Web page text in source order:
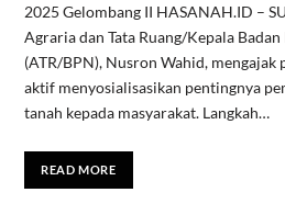
2025 Gelombang II HASANAH.ID –
Agraria dan Tata Ruang/Kepala
(ATR/BPN), Nusron Wahid, mengajak
aktif menyosialisasikan pentingnya
tanah kepada masyarakat. Langkah…
READ MORE